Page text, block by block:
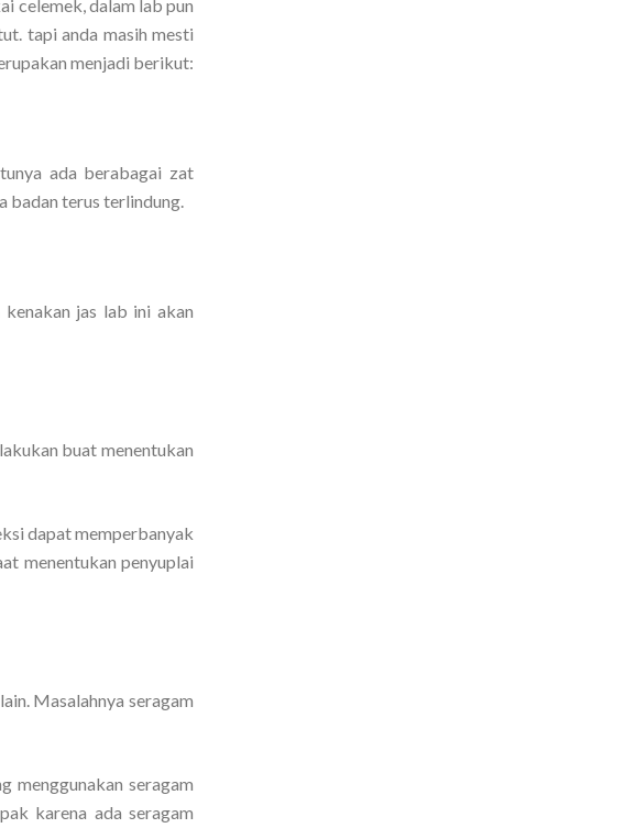
celemek, dalam lab pun
tapi anda masih mesti
menjadi berikut:
ada berabagai zat
badan terus terlindung.
jas lab ini akan
buat menentukan
dapat memperbanyak
menentukan penyuplai
Masalahnya seragam
menggunakan seragam
karena ada seragam